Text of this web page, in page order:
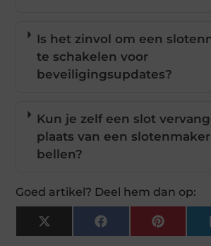
Is het zinvol om een
te schakelen voor
beveiligingsupdates?
Kun je zelf een slot
plaats van een
bellen?
Goed artikel? Deel hem dan op:
X
(Twitter)
Facebook